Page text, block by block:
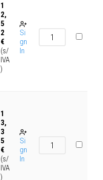
1
2,
5
2
€
(s/
IVA
)
Si
gn
In
1
3,
3
5
€
(s/
IVA
)
Si
gn
In